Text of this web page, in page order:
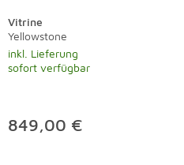
Vitrine
Yellowstone
inkl. Lieferung
sofort verfügbar
849,00 €